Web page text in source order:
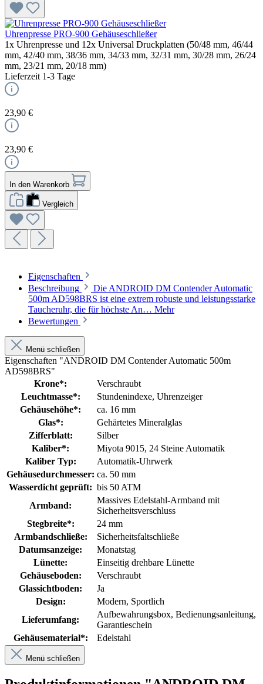
Uhrenpresse PRO-900 Gehäuseschließer
1x Uhrenpresse und 12x Universal Druckplatten (50/48 mm, 46/44
mm, 42/40 mm, 38/36 mm, 34/33 mm, 32/31 mm, 30/28 mm, 26/24
mm, 23/21 mm, 20/18 mm)
Lieferzeit 1-3 Tage
23,90 €
23,90 €
In den Warenkorb
Vergleich
Eigenschaften
Beschreibung
Die ANDROID DM Contender Automatic
500m AD598BRS ist eine extrem robuste und leistungsstarke
Taucheruhr, die für höchste An… Mehr
Bewertungen
Menü schließen
Eigenschaften "ANDROID DM Contender Automatic 500m
AD598BRS"
Krone*:
Verschraubt
Leuchtmasse*:
Stundenindexe, Uhrenzeiger
Gehäusehöhe*:
ca. 16 mm
Glas*:
Gehärtetes Mineralglas
Zifferblatt:
Silber
Kaliber*:
Miyota 9015, 24 Steine Automatik
Kaliber Typ:
Automatik-Uhrwerk
Gehäusedurchmesser: ca. 50 mm
Wasserdicht geprüft: bis 50 ATM
Armband:
Massives Edelstahl-Armband mit
Sicherheitsverschluss
Stegbreite*:
24 mm
Armbandschließe:
Sicherheitsfaltschließe
Datumsanzeige:
Monatstag
Lünette:
Einseitig drehbare Lünette
Gehäuseboden:
Verschraubt
Glassichtboden:
Ja
Design:
Modern, Sportlich
Lieferumfang:
Aufbewahrungsbox, Bedienungsanleitung,
Garantieschein
Gehäusematerial*:
Edelstahl
Menü schließen